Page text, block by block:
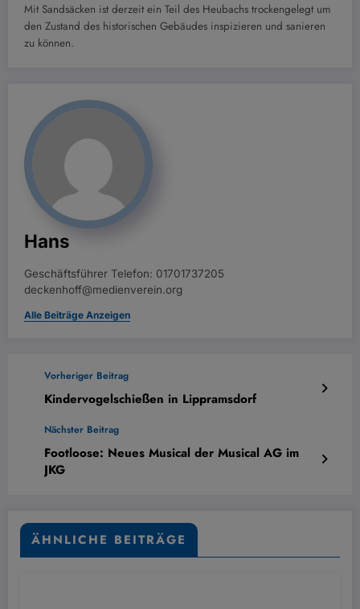
Mit Sandsäcken ist derzeit ein Teil des Heubachs trockengelegt um
den Zustand des historischen Gebäudes inspizieren und sanieren
zu können.
Hans
Geschäftsführer Telefon: 01701737205
deckenhoff@medienverein.org
Alle Beiträge Anzeigen
Vorheriger Beitrag
Kindervogelschießen in Lippramsdorf
Nächster Beitrag
Footloose: Neues Musical der Musical AG im
JKG
ÄHNLICHE BEITRÄGE